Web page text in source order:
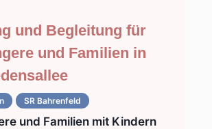
und Begleitung für
und Familien in
SR Bahrenfeld
und Familien mit Kindern